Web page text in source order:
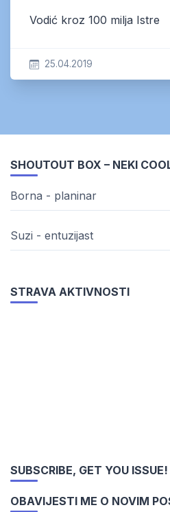
Vodić kroz 100 milja Istre
25.04.2019
SHOUTOUT BOX – NEKI
Borna - planinar
Suzi - entuzijast
STRAVA AKTIVNOSTI
SUBSCRIBE, GET YOU ISSUE!
OBAVIJESTI ME O NOVIM